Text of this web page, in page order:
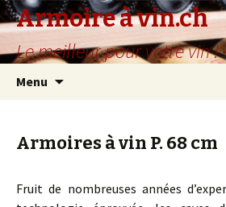
Armoire à vin.ch
Le meilleur pour votre vin !
Menu
principal
Armoires à vin P. 68 cm
Fruit de nombreuses années